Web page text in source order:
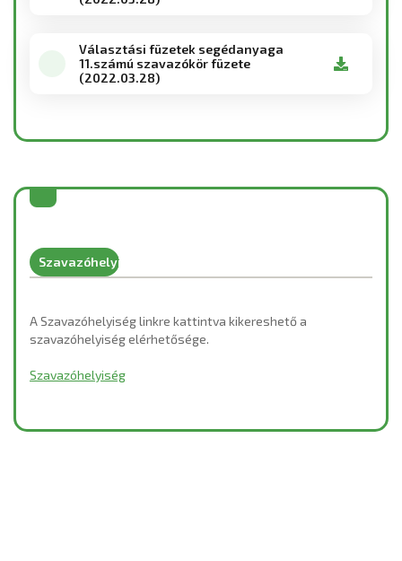
Választási füzetek segédanyaga
11.számú szavazókör füzete
(2022.03.28)
Szavazóhelyiségek 2019
A Szavazóhelyiség linkre kattintva kikereshető a
szavazóhelyiség elérhetősége.
Szavazóhelyiség